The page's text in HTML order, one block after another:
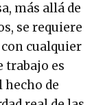
más allá de
se requiere
cualquier
trabajo es
de